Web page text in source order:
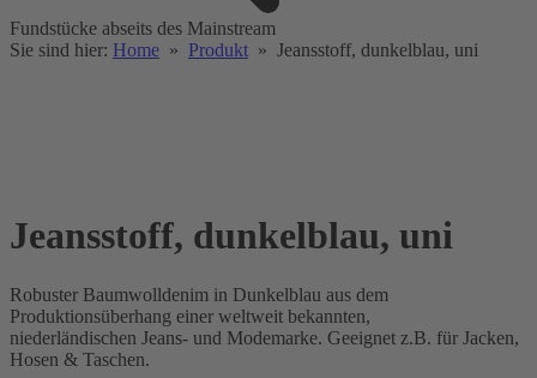
Fundstücke abseits des Mainstream
Sie sind hier: Home » Produkt » Jeansstoff, dunkelblau, uni
Jeansstoff, dunkelblau, uni
Robuster Baumwolldenim in Dunkelblau aus dem
Produktionsüberhang einer weltweit bekannten,
niederländischen Jeans- und Modemarke. Geeignet z.B. für Jacken,
Hosen & Taschen.